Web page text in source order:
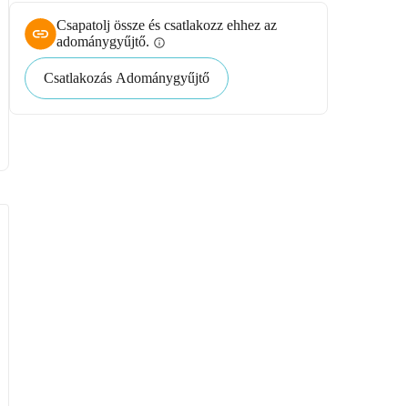
Csapatolj össze és csatlakozz ehhez az
adománygyűjtő. info
Csatlakozás Adománygyűjtő